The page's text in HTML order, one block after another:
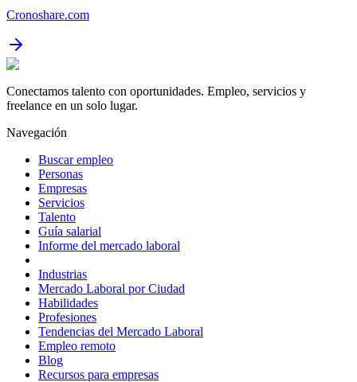
Cronoshare.com
Conectamos talento con oportunidades. Empleo, servicios y
freelance en un solo lugar.
Navegación
Buscar empleo
Personas
Empresas
Servicios
Talento
Guía salarial
Informe del mercado laboral
Industrias
Mercado Laboral por Ciudad
Habilidades
Profesiones
Tendencias del Mercado Laboral
Empleo remoto
Blog
Recursos para empresas